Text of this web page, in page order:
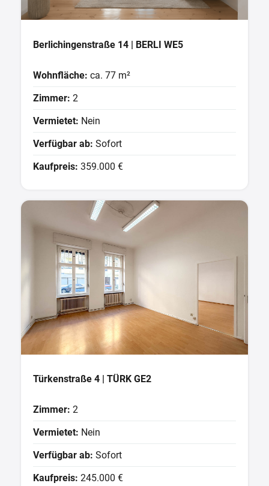
Berlichingenstraße 14 | BERLI WE5
Wohnfläche: ca. 77 m²
Zimmer: 2
Vermietet: Nein
Verfügbar ab: Sofort
Kaufpreis: 359.000 €
Türkenstraße 4 | TÜRK GE2
Zimmer: 2
Vermietet: Nein
Verfügbar ab: Sofort
Kaufpreis: 245.000 €